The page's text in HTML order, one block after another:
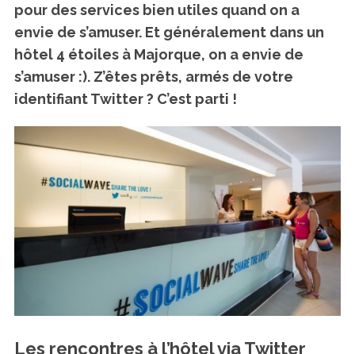
pour des services bien utiles quand on a
envie de s’amuser. Et généralement dans un
hôtel 4 étoiles à Majorque, on a envie de
s’amuser :). Z’êtes prêts, armés de votre
identifiant Twitter ? C’est parti !
Les rencontres à l’hôtel via Twitter